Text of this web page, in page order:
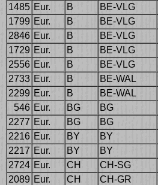
1485 Eur. B BE-VLG
1799 Eur. B BE-VLG
2846 Eur. B BE-VLG
1729 Eur. B BE-VLG
2556 Eur. B BE-VLG
2733 Eur. B BE-WAL
2299 Eur. B BE-WAL
546 Eur. BG BG
2277 Eur. BG BG
2216 Eur. BY BY
2217 Eur. BY BY
2724 Eur. CH CH-SG
2089 Eur. CH CH-GR